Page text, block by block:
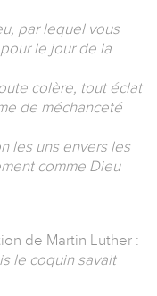
par lequel vous
le jour de la
colère, tout éclat
de méchanceté
les uns envers les
comme Dieu
de Martin Luther :
le coquin savait